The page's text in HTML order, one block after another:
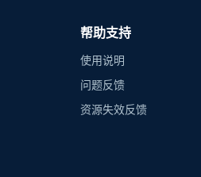
帮助支持
使用说明
问题反馈
资源失效反馈